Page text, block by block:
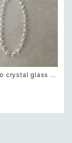
crystal glass b
レトロ ユーズ
ー クリスタル ガラ